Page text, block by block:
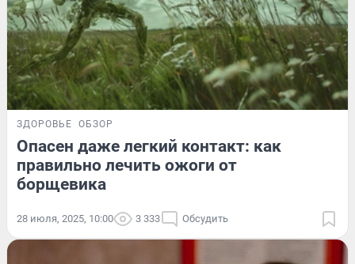
ЗДОРОВЬЕ ОБЗОР
Опасен даже легкий контакт: как
правильно лечить ожоги от
борщевика
28 июля, 2025, 10:00 3 333 Обсудить